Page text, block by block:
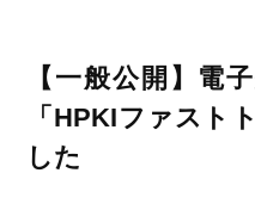
【一般公開】電
「HPKIファスト
した